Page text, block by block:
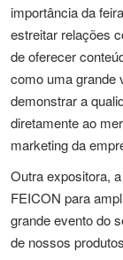
importância da
estreitar relações
de oferecer
como uma grande
demonstrar a
diretamente ao
marketing da
Outra expositora,
FEICON para
grande evento do
de nossos